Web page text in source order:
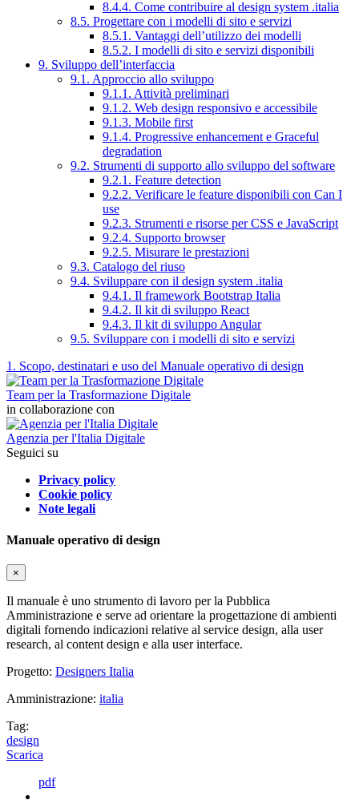
8.4.4. Come contribuire al design system .italia
8.5. Progettare con i modelli di sito e servizi
8.5.1. Vantaggi dell’utilizzo dei modelli
8.5.2. I modelli di sito e servizi disponibili
9. Sviluppo dell’interfaccia
9.1. Approccio allo sviluppo
9.1.1. Attività preliminari
9.1.2. Web design responsivo e accessibile
9.1.3. Mobile first
9.1.4. Progressive enhancement e Graceful
degradation
9.2. Strumenti di supporto allo sviluppo del software
9.2.1. Feature detection
9.2.2. Verificare le feature disponibili con Can I
use
9.2.3. Strumenti e risorse per CSS e JavaScript
9.2.4. Supporto browser
9.2.5. Misurare le prestazioni
9.3. Catalogo del riuso
9.4. Sviluppare con il design system .italia
9.4.1. Il framework Bootstrap Italia
9.4.2. Il kit di sviluppo React
9.4.3. Il kit di sviluppo Angular
9.5. Sviluppare con i modelli di sito e servizi
1. Scopo, destinatari e uso del Manuale operativo di design
Team per la Trasformazione Digitale
in collaborazione con
Agenzia per l'Italia Digitale
Seguici su
Privacy policy
Cookie policy
Note legali
Manuale operativo di design
×
Il manuale è uno strumento di lavoro per la Pubblica
Amministrazione e serve ad orientare la progettazione di ambienti
digitali fornendo indicazioni relative al service design, alla user
research, al content design e alla user interface.
Progetto: Designers Italia
Amministrazione: italia
Tag:
design
Scarica
pdf